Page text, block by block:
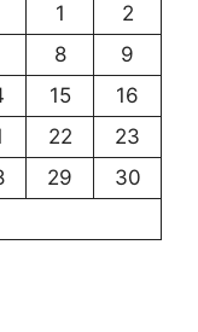
1
2
8
9
15
16
22
23
29
30